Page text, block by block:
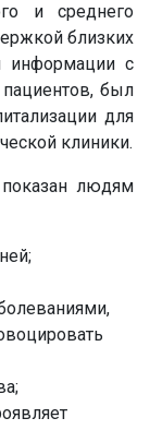
и среднего
близких
информации с
был
для
клиники.
людям